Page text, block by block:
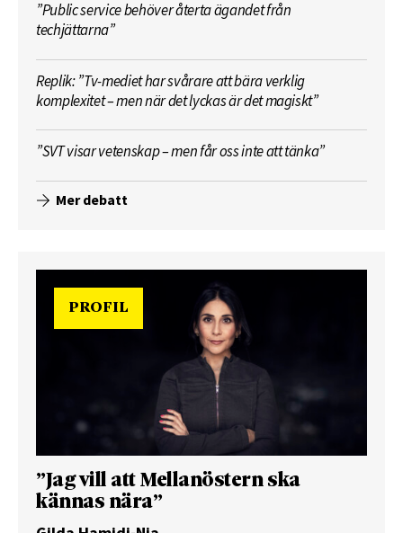
”Public service behöver återta ägandet från
techjättarna”
Replik: ”Tv-mediet har svårare att bära verklig
komplexitet – men när det lyckas är det magiskt”
”SVT visar vetenskap – men får oss inte att tänka”
Mer debatt
PROFIL
”Jag vill att Mellanöstern ska
kännas nära”